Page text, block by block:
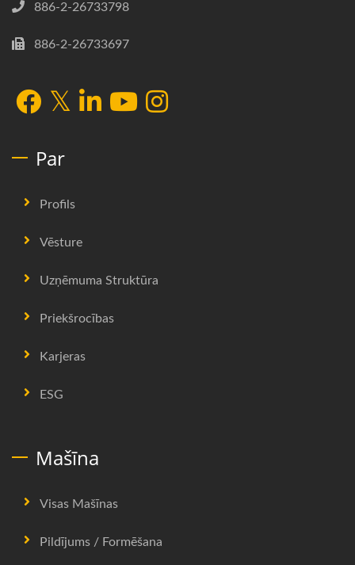
886-2-26733798
886-2-26733697
Par
Profils
Vēsture
Uzņēmuma Struktūra
Priekšrocības
Karjeras
ESG
Mašīna
Visas Mašīnas
Pildījums / Formēšana